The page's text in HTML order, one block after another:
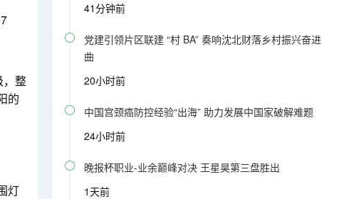
，整
的
灯
41分钟前

党建引领片区联建 “村 BA” 奏响沈北财落乡村振兴奋进
曲
20小时前

中国宫颈癌防控经验“出海” 助力发展中国家破解难题
24小时前

晚报杯职业-业余巅峰对决 王星昊第三盘胜出
1天前